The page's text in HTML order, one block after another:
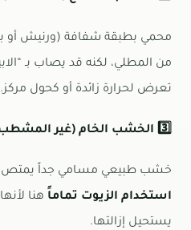
محمي بطبقة شفافة (ورنيش أو
تعرض لحرارة زائدة أو كحول مركز.
3️⃣ الخشب الخام (غير المشطب)
خشب طبيعي مسامي جداً يمتص
استخدام الزيوت تماماً هنا
يستحيل إزالتها.